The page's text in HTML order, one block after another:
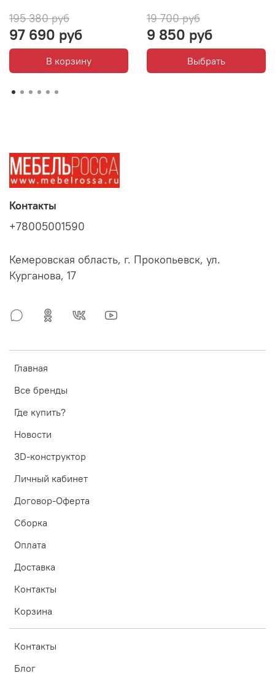
195 380 руб
97 690 руб
В корзину
19 700 руб
9 850 руб
Выбрать
Главная
Все бренды
Где купить?
Новости
3D-конструктор
Личный кабинет
Договор-Оферта
Сборка
Оплата
Доставка
Контакты
Корзина
Контакты
Блог
Контакты
+78005001590
Кемеровская область, г. Прокопьевск, ул.
Курганова, 17